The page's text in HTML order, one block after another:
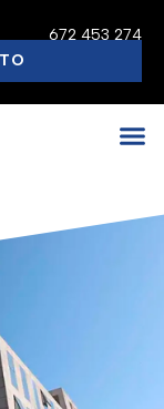
672 453 274